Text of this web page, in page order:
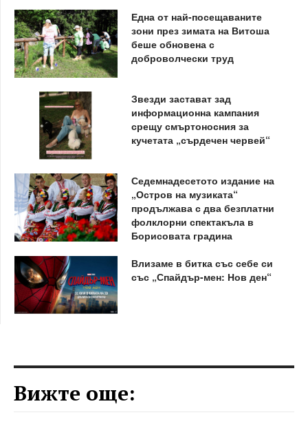
Една от най-посещаваните
зони през зимата на Витоша
беше обновена с
доброволчески труд
Звезди застават зад
информационна кампания
срещу смъртоносния за
кучетата „сърдечен червей“
Седемнадесетото издание на
„Остров на музиката“
продължава с два безплатни
фолклорни спектакъла в
Борисовата градина
Влизаме в битка със себе си
със „Спайдър-мен: Нов ден“
Вижте още: